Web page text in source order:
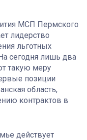
МСП Пермского
лидерство
льготных
сегодня лишь два
такую меру
позиции
область,
контрактов в
действует